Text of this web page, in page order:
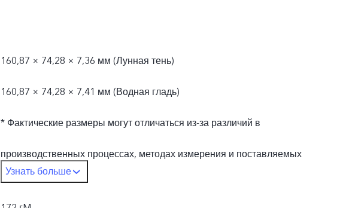
160,87 × 74,28 × 7,36 мм (Лунная тень)
160,87 × 74,28 × 7,41 мм (Водная гладь)
* Фактические размеры могут отличаться из-за различий в
производственных процессах, методах измерения и поставляемых
материалах.
Узнать больше